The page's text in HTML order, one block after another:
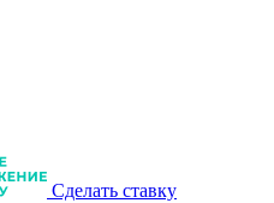
Сделать ставку